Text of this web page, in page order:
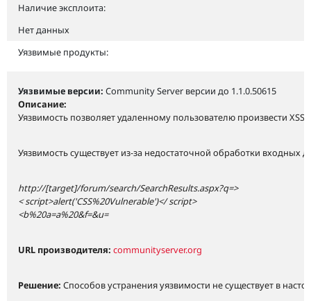
Наличие эксплоита:
Нет данных
Уязвимые продукты:
Уязвимые версии: Community Server версии до 1.1.0.50615
Описание:
Уязвимость позволяет удаленному пользователю произвести
Уязвимость существует из-за недостаточной обработки
http://[target]/forum/search/SearchResults.aspx?q=>
< script>alert('CSS%20Vulnerable')</ script>
<b%20a=a%20&f=&u=
URL производителя: communityserver.org
Решение: Способов устранения уязвимости не существует в